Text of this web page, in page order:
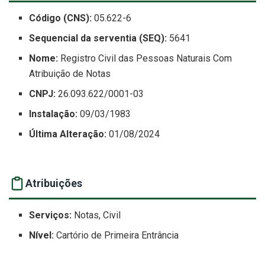
Código (CNS): 05.622-6
Sequencial da serventia (SEQ): 5641
Nome: Registro Civil das Pessoas Naturais Com
Atribuição de Notas
CNPJ: 26.093.622/0001-03
Instalação: 09/03/1983
Última Alteração: 01/08/2024
Atribuições
Serviços: Notas, Civil
Nível: Cartório de Primeira Entrância